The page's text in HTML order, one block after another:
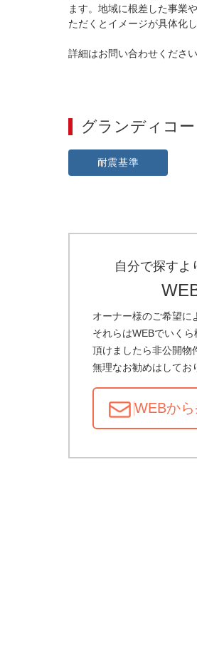
ます。地域に根差した事業
ただくとイメージが具体化
詳細はお問い合わせください
グランディコ
耐震基準
自分で探すよ
オーナー様のご希望に
それらはWEBでいく
頂けましたら非公開物
無理なお勧めはしてお
WEBか